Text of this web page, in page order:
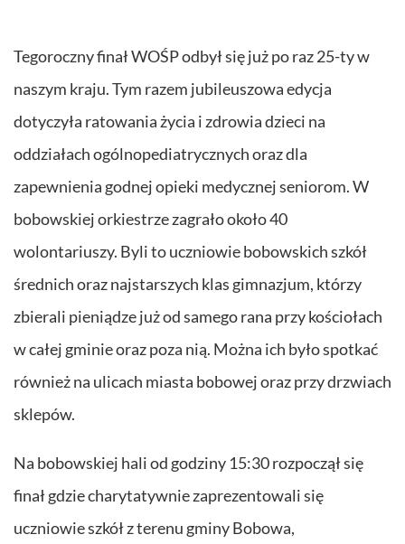
Tegoroczny finał WOŚP odbył się już po raz 25-ty w
naszym kraju. Tym razem jubileuszowa edycja
dotyczyła ratowania życia i zdrowia dzieci na
oddziałach ogólnopediatrycznych oraz dla
zapewnienia godnej opieki medycznej seniorom. W
bobowskiej orkiestrze zagrało około 40
wolontariuszy. Byli to uczniowie bobowskich szkół
średnich oraz najstarszych klas gimnazjum, którzy
zbierali pieniądze już od samego rana przy kościołach
w całej gminie oraz poza nią. Można ich było spotkać
również na ulicach miasta bobowej oraz przy drzwiach
sklepów.
Na bobowskiej hali od godziny 15:30 rozpoczął się
finał gdzie charytatywnie zaprezentowali się
uczniowie szkół z terenu gminy Bobowa,